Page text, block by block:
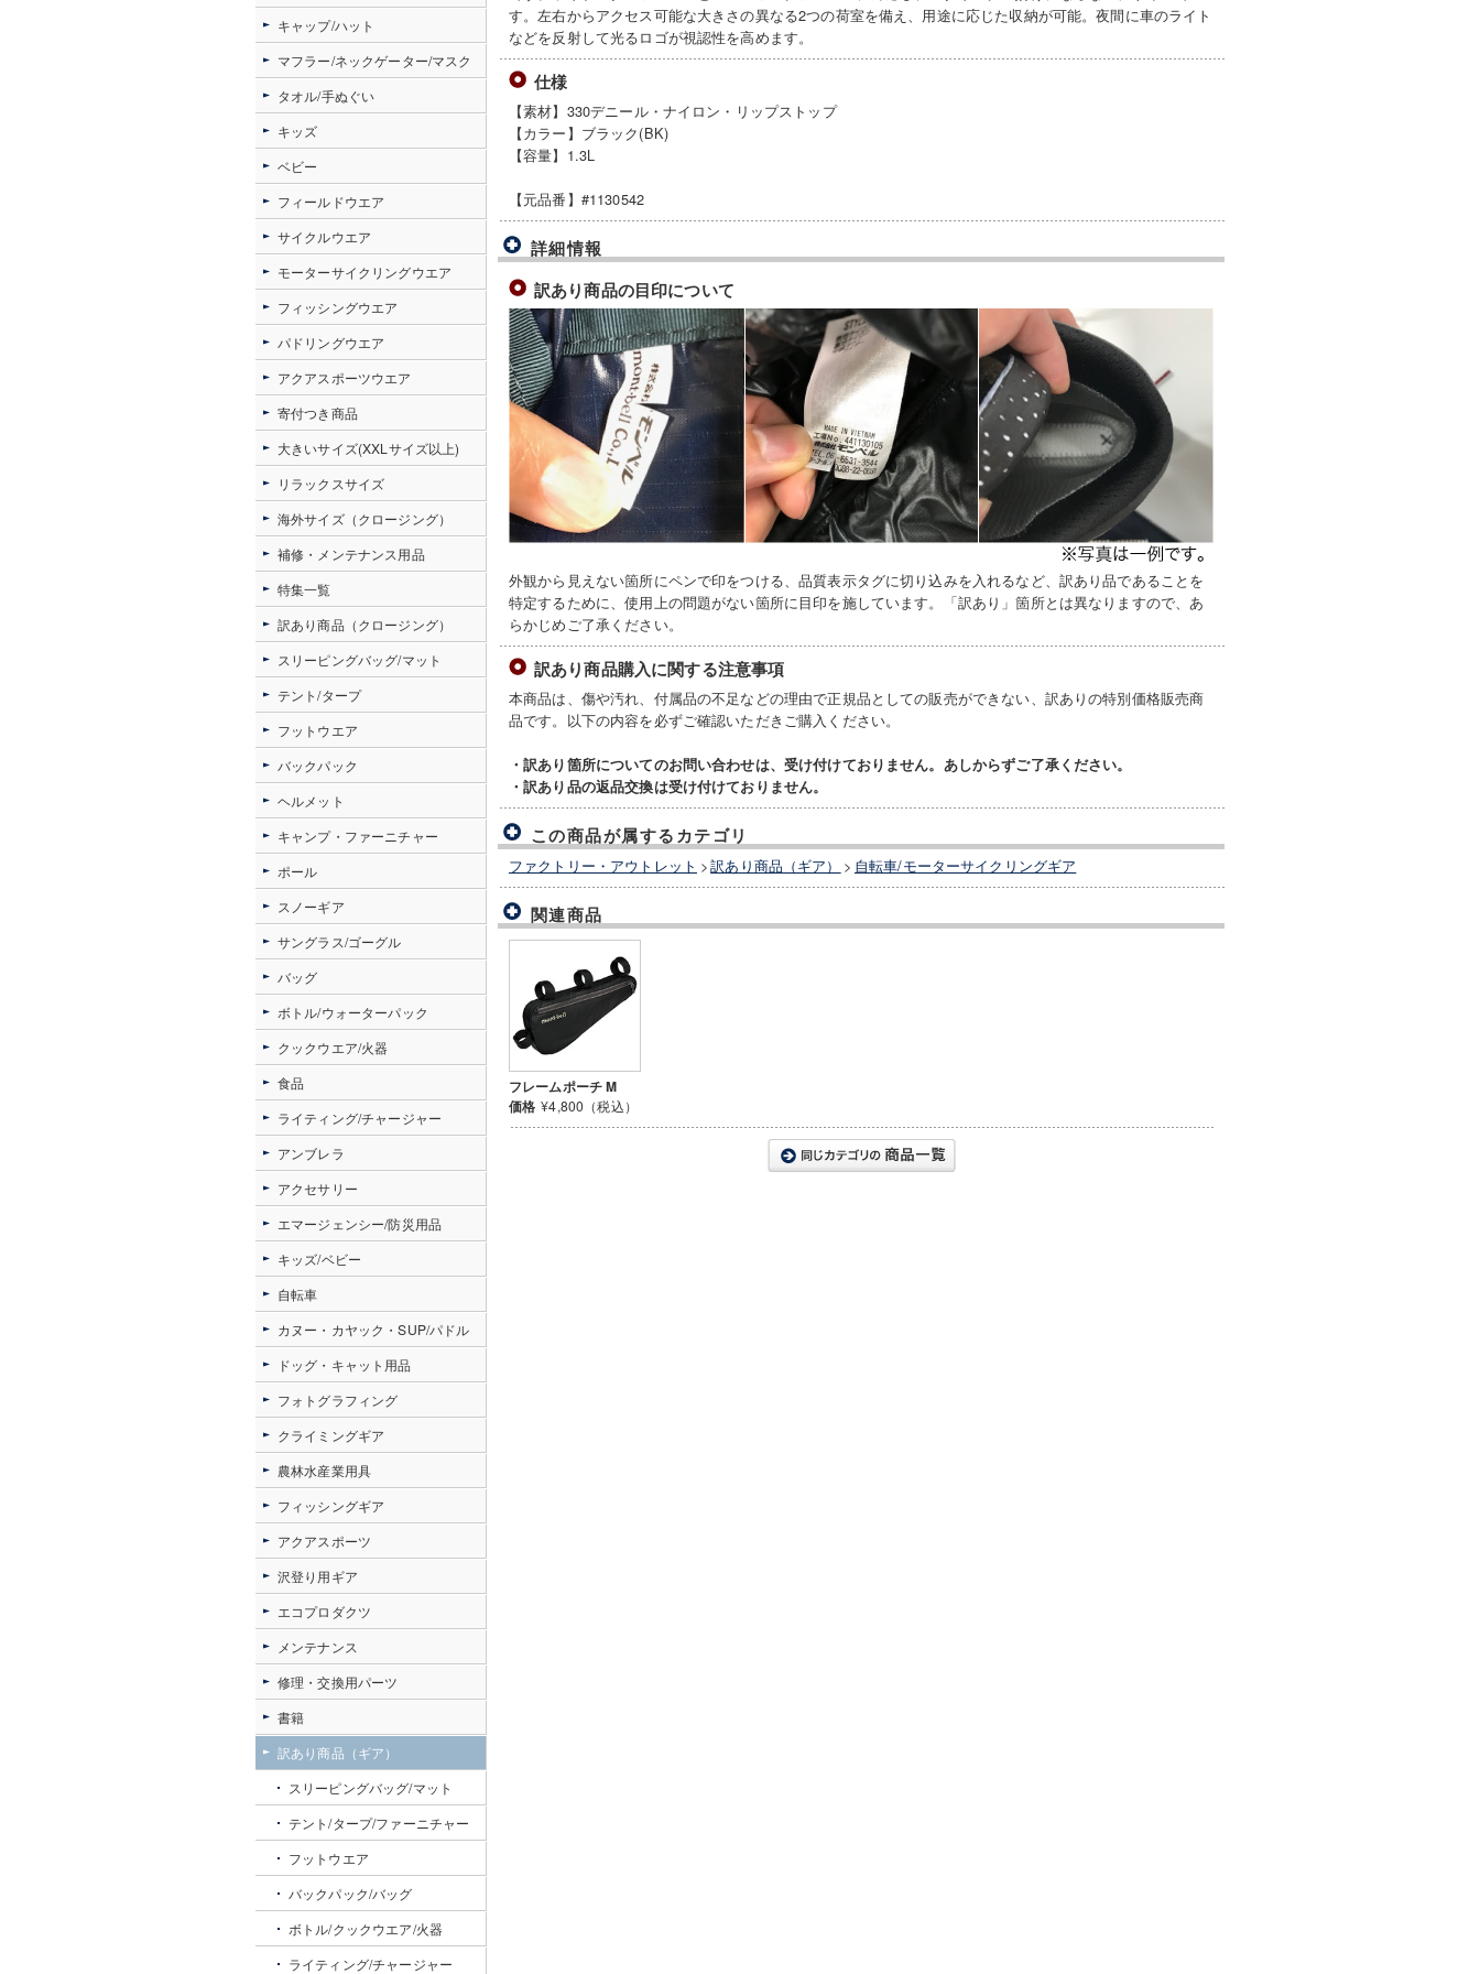
す。左右からアクセス可能な大きさの異なる2つの荷室を備え、用途に応じた収納が可能。夜間に車のライト
などを反射して光るロゴが視認性を高めます。
仕様
【素材】330デニール・ナイロン・リップストップ
【カラー】ブラック(BK)
【容量】1.3L
【元品番】#1130542
詳細情報
訳あり商品の目印について
外観から見えない箇所にペンで印をつける、品質表示タグに切り込みを入れるなど、訳あり品であることを
特定するために、使用上の問題がない箇所に目印を施しています。「訳あり」箇所とは異なりますので、あ
らかじめご了承ください。
訳あり商品購入に関する注意事項
本商品は、傷や汚れ、付属品の不足などの理由で正規品としての販売ができない、訳ありの特別価格販売商
品です。以下の内容を必ずご確認いただきご購入ください。
・訳あり箇所についてのお問い合わせは、受け付けておりません。あしからずご了承ください。
・訳あり品の返品交換は受け付けておりません。
この商品が属するカテゴリ
ファクトリー・アウトレット >訳あり商品（ギア） > 自転車/モーターサイクリングギア
関連商品
フレームポーチ M
価格 ¥4,800（税込）
キャップ/ハット
マフラー/ネックゲーター/マスク
タオル/手ぬぐい
キッズ
ベビー
フィールドウエア
サイクルウエア
モーターサイクリングウエア
フィッシングウエア
パドリングウエア
アクアスポーツウエア
寄付つき商品
大きいサイズ(XXLサイズ以上)
リラックスサイズ
海外サイズ（クロージング）
補修・メンテナンス用品
特集一覧
訳あり商品（クロージング）
スリーピングバッグ/マット
テント/タープ
フットウエア
バックパック
ヘルメット
キャンプ・ファーニチャー
ポール
スノーギア
サングラス/ゴーグル
バッグ
ボトル/ウォーターパック
クックウエア/火器
食品
ライティング/チャージャー
アンブレラ
アクセサリー
エマージェンシー/防災用品
キッズ/ベビー
自転車
カヌー・カヤック・SUP/パドル
ドッグ・キャット用品
フォトグラフィング
クライミングギア
農林水産業用具
フィッシングギア
アクアスポーツ
沢登り用ギア
エコプロダクツ
メンテナンス
修理・交換用パーツ
書籍
訳あり商品（ギア）
スリーピングバッグ/マット
テント/タープ/ファーニチャー
フットウエア
バックパック/バッグ
ボトル/クックウエア/火器
ライティング/チャージャー